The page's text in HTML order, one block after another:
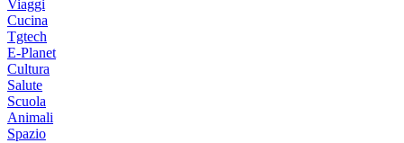
Viaggi
Cucina
Tgtech
E-Planet
Cultura
Salute
Scuola
Animali
Spazio